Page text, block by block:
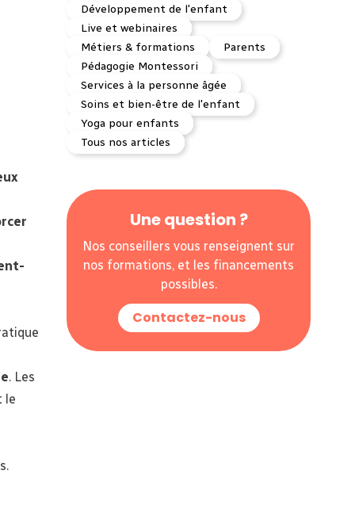
. Les
le
Développement de l'enfant
Live et webinaires
Métiers & formations
Parents
Pédagogie Montessori
Services à la personne âgée
Soins et bien-être de l'enfant
Yoga pour enfants
Tous nos articles
Une question ?
Nos conseillers vous renseignent sur
nos formations, et les financements
possibles.
Contactez-nous